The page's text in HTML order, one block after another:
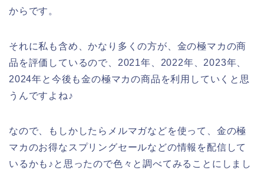
からです。
それに私も含め、かなり多くの方が、金の極マカの商
品を評価しているので、2021年、2022年、2023年、
2024年と今後も金の極マカの商品を利用していくと思
うんですよね♪
なので、もしかしたらメルマガなどを使って、金の極
マカのお得なスプリングセールなどの情報を配信して
いるかも♪と思ったので色々と調べてみることにしまし